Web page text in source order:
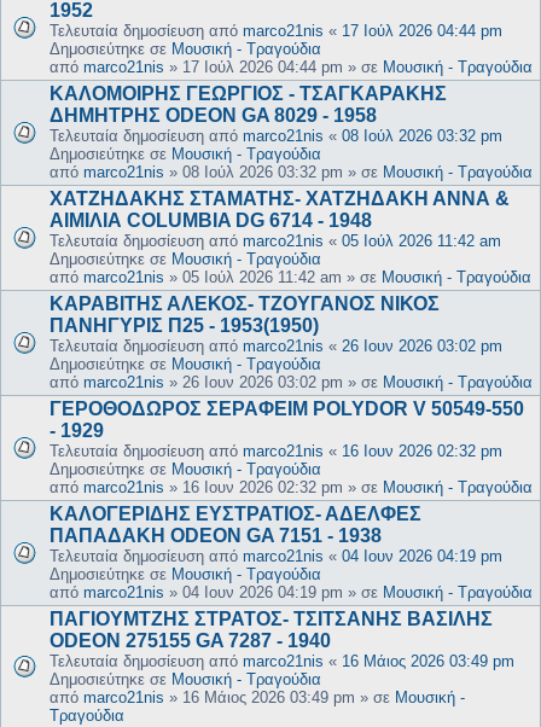
1952
Τελευταία δημοσίευση από marco21nis « 17 Ιούλ 2026 04:44 pm
Δημοσιεύτηκε σε Μουσική - Τραγούδια
από marco21nis » 17 Ιούλ 2026 04:44 pm » σε Μουσική - Τραγούδια
ΚΑΛΟΜΟΙΡΗΣ ΓΕΩΡΓΙΟΣ - ΤΣΑΓΚΑΡΑΚΗΣ
ΔΗΜΗΤΡΗΣ ODEON GA 8029 - 1958
Τελευταία δημοσίευση από marco21nis « 08 Ιούλ 2026 03:32 pm
Δημοσιεύτηκε σε Μουσική - Τραγούδια
από marco21nis » 08 Ιούλ 2026 03:32 pm » σε Μουσική - Τραγούδια
ΧΑΤΖΗΔΑΚΗΣ ΣΤΑΜΑΤΗΣ- ΧΑΤΖΗΔΑΚΗ ΑΝΝΑ &
ΑΙΜΙΛΙΑ COLUMBIA DG 6714 - 1948
Τελευταία δημοσίευση από marco21nis « 05 Ιούλ 2026 11:42 am
Δημοσιεύτηκε σε Μουσική - Τραγούδια
από marco21nis » 05 Ιούλ 2026 11:42 am » σε Μουσική - Τραγούδια
ΚΑΡΑΒΙΤΗΣ ΑΛΕΚΟΣ- ΤΖΟΥΓΑΝΟΣ ΝΙΚΟΣ
ΠΑΝΗΓΥΡΙΣ Π25 - 1953(1950)
Τελευταία δημοσίευση από marco21nis « 26 Ιουν 2026 03:02 pm
Δημοσιεύτηκε σε Μουσική - Τραγούδια
από marco21nis » 26 Ιουν 2026 03:02 pm » σε Μουσική - Τραγούδια
ΓΕΡΟΘΟΔΩΡΟΣ ΣΕΡΑΦΕΙΜ POLYDOR V 50549-550
- 1929
Τελευταία δημοσίευση από marco21nis « 16 Ιουν 2026 02:32 pm
Δημοσιεύτηκε σε Μουσική - Τραγούδια
από marco21nis » 16 Ιουν 2026 02:32 pm » σε Μουσική - Τραγούδια
ΚΑΛΟΓΕΡΙΔΗΣ ΕΥΣΤΡΑΤΙΟΣ- ΑΔΕΛΦΕΣ
ΠΑΠΑΔΑΚΗ ODEON GA 7151 - 1938
Τελευταία δημοσίευση από marco21nis « 04 Ιουν 2026 04:19 pm
Δημοσιεύτηκε σε Μουσική - Τραγούδια
από marco21nis » 04 Ιουν 2026 04:19 pm » σε Μουσική - Τραγούδια
ΠΑΓΙΟΥΜΤΖΗΣ ΣΤΡΑΤΟΣ- ΤΣΙΤΣΑΝΗΣ ΒΑΣΙΛΗΣ
ODEON 275155 GA 7287 - 1940
Τελευταία δημοσίευση από marco21nis « 16 Μάιος 2026 03:49 pm
Δημοσιεύτηκε σε Μουσική - Τραγούδια
από marco21nis » 16 Μάιος 2026 03:49 pm » σε Μουσική -
Τραγούδια